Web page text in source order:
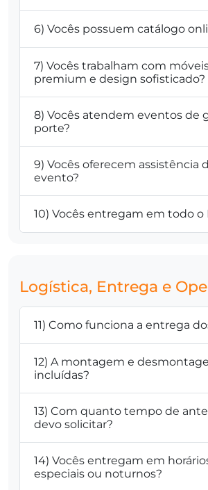
6) Vocês possuem catálogo
7) Vocês trabalham com
premium e design sofisticado?
8) Vocês atendem eventos de
porte?
9) Vocês oferecem assistência
evento?
10) Vocês entregam em todo o
Logística, Entrega e
11) Como funciona a entrega
12) A montagem e
incluídas?
13) Com quanto tempo de
devo solicitar?
14) Vocês entregam em
especiais ou noturnos?